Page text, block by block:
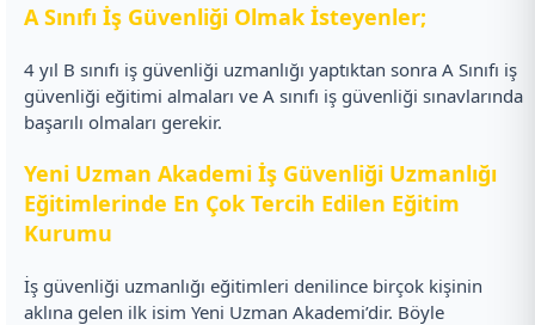
A Sınıfı İş Güvenliği Olmak İsteyenler;
4 yıl B sınıfı iş güvenliği uzmanlığı yaptıktan sonra A Sınıfı iş
güvenliği eğitimi almaları ve A sınıfı iş güvenliği sınavlarında
başarılı olmaları gerekir.
Yeni Uzman Akademi İş Güvenliği Uzmanlığı
Eğitimlerinde En Çok Tercih Edilen Eğitim
Kurumu
İş güvenliği uzmanlığı eğitimleri denilince birçok kişinin
aklına gelen ilk isim Yeni Uzman Akademi’dir. Böyle